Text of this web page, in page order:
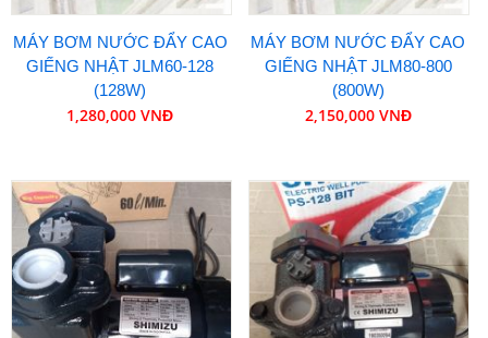
MÁY BƠM NƯỚC ĐẨY CAO
GIẾNG NHẬT JLM60-128
(128W)
1,280,000 VNĐ
MÁY BƠM NƯỚC ĐẨY CAO
GIẾNG NHẬT JLM80-800
(800W)
2,150,000 VNĐ